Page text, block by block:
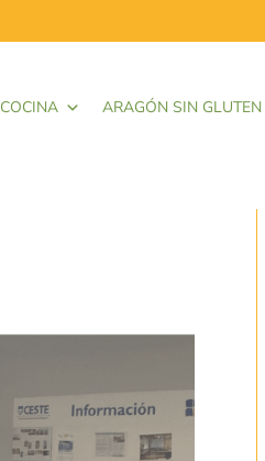
COCINA ARAGÓN SIN GLUTEN